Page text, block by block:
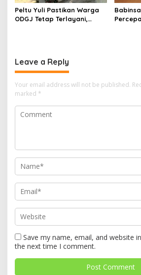
Peltu Yuli Pastikan Warga
ODGJ Tetap Terlayani,
Leave a Reply
Your email address will not be published.
marked *
Save my name, email, and website
the next time I comment.